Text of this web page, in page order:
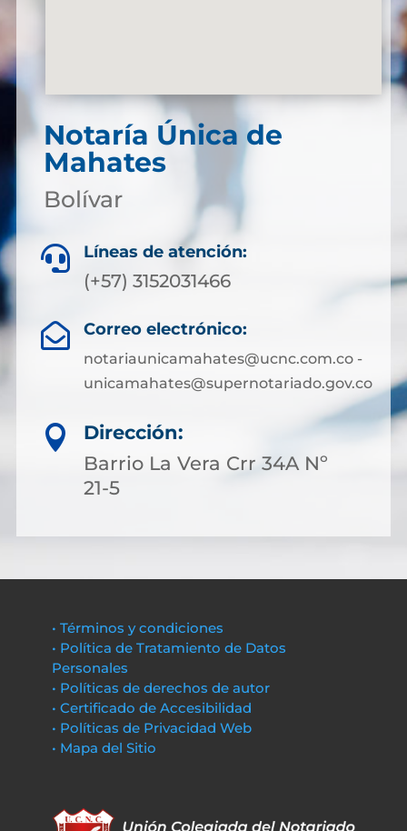
Notaría Única de
Mahates
Bolívar
 Líneas de atención:
(+57) 3152031466
 Correo electrónico:
notariaunicamahates@ucnc.com.co -
unicamahates@supernotariado.gov.co

Dirección:
Barrio La Vera Crr 34A Nº
21-5
• Términos y condiciones
• Política de Tratamiento de Datos
Personales
• Políticas de derechos de autor
• Certificado de Accesibilidad
• Políticas de Privacidad Web
• Mapa del Sitio